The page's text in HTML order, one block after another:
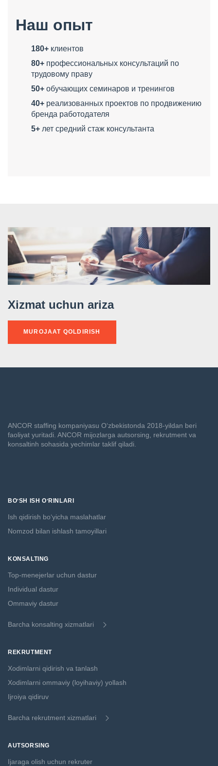
Наш опыт
180+ клиентов
80+ профессиональных консультаций по
трудовому праву
50+ обучающих семинаров и тренингов
40+ реализованных проектов по продвижению
бренда работодателя
5+ лет средний стаж консультанта
Xizmat uchun ariza
MUROJAAT QOLDIRISH
ANCOR staffing kompaniyasu O‘zbekistonda 2018-yildan beri
faoliyat yuritadi. ANCOR mijozlarga autsorsing, rekrutment va
konsaltinh sohasida yechimlar taklif qiladi.
BOʻSH ISH OʻRINLARI
Ish qidirish boʻyicha maslahatlar
Nomzod bilan ishlash tamoyillari
KONSALTING
Top-menejerlar uchun dastur
Individual dastur
Ommaviy dastur
Barcha konsalting xizmatlari
REKRUTMENT
Xodimlarni qidirish va tanlash
Xodimlarni ommaviy (loyihaviy) yollash
Ijroiya qidiruv
Barcha rekrutment xizmatlari
AUTSORSING
Ijaraga olish uchun rekruter